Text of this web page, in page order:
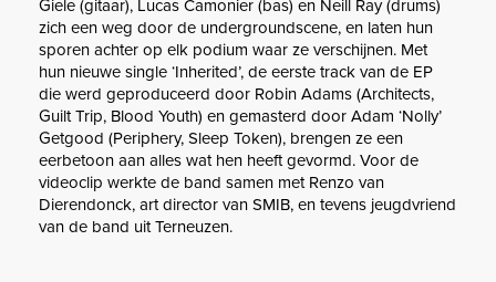
Giele (gitaar), Lucas Camonier (bas) en Neill Ray (drums)
zich een weg door de undergroundscene, en laten hun
sporen achter op elk podium waar ze verschijnen. Met
hun nieuwe single ‘Inherited’, de eerste track van de EP
die werd geproduceerd door Robin Adams (Architects,
Guilt Trip, Blood Youth) en gemasterd door Adam ‘Nolly’
Getgood (Periphery, Sleep Token), brengen ze een
eerbetoon aan alles wat hen heeft gevormd. Voor de
videoclip werkte de band samen met Renzo van
Dierendonck, art director van SMIB, en tevens jeugdvriend
van de band uit Terneuzen.